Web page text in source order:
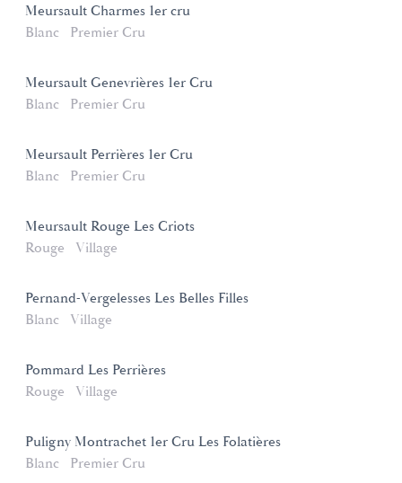
Meursault Charmes 1er cru
Blanc
Premier Cru
Meursault Genevrières 1er Cru
Blanc
Premier Cru
Meursault Perrières 1er Cru
Blanc
Premier Cru
Meursault Rouge Les Criots
Rouge
Village
Pernand-Vergelesses Les Belles Filles
Blanc
Village
Pommard Les Perrières
Rouge
Village
Puligny Montrachet 1er Cru Les Folatières
Blanc
Premier Cru